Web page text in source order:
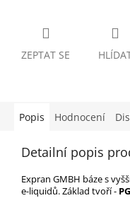
ZEPTAT SE
Popis Hodnocení
Detailní popis
Expran GMBH báze s
e-liquidů.Základ tvoří -